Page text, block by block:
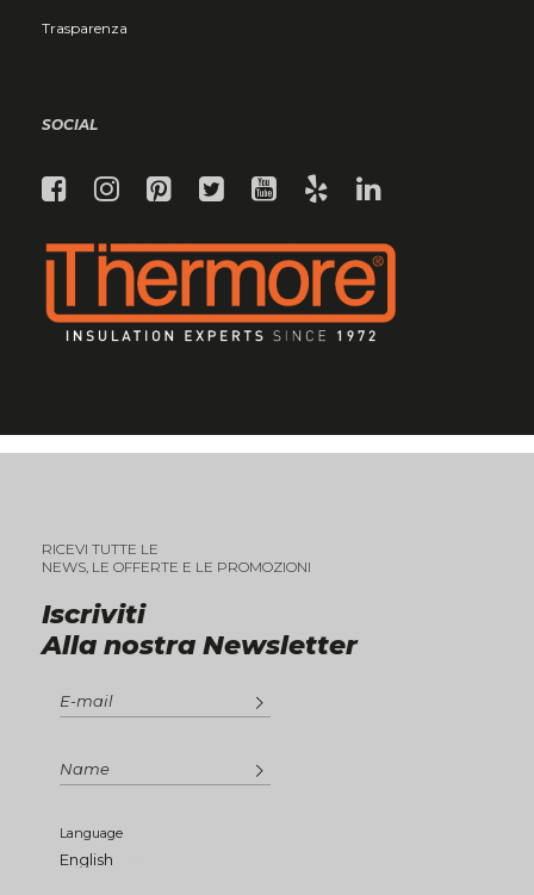
Trasparenza
SOCIAL
Iscriviti
Alla nostra Newsletter
RICEVI TUTTE LE
NEWS, LE OFFERTE E LE PROMOZIONI
Language